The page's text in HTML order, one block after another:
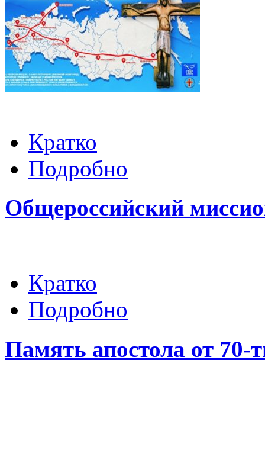
Кратко
Подробно
Общероссийский
Кратко
Подробно
Память апостола от